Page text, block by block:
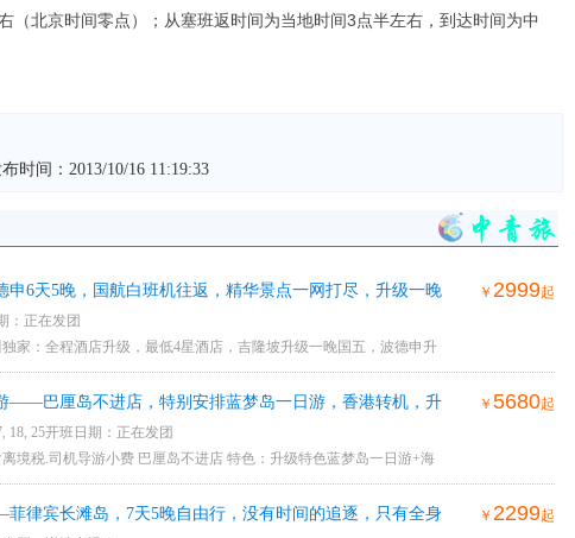
（北京时间零点）；从塞班返时间为当地时间3点半左右，到达时间为中
时间：2013/10/16 11:19:33
申6天5晚，国航白班机往返，精华景点一网打尽，升级一晚
：正在发团
家：全程酒店升级，最低4星酒店，吉隆坡升级一晚国五，波德申升
晚5星假日酒店，一流设施、优质服务让入住更加愉快！ 马来西亚升
可以在设备齐全的健身中心锻炼身体，或享受SPA，缓解酸痛的肌肉
圣淘沙名胜世界、波德申出海、云顶、吉隆坡双子塔、国家清真
￥ 2999起
——巴厘岛不进店，特别安排蓝梦岛一日游，香港转机，升
店
18, 25开班日期：正在发团
境税.司机导游小费 巴厘岛不进店 特色：升级特色蓝梦岛一日游+海
￥ 5680起
律宾长滩岛，7天5晚自由行，没有时间的追逐，只有全身
￥ 2299起